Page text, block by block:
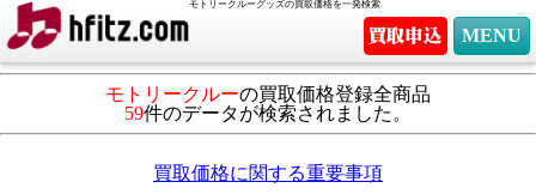
モトリークルーグッズの買取価格を一発検索
MENU
モトリークルーの買取価格登録全商品
59件のデータが検索されました。
買取価格に関する重要事項